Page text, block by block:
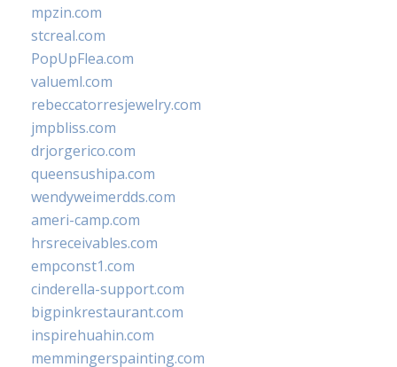
mpzin.com
stcreal.com
PopUpFlea.com
valueml.com
rebeccatorresjewelry.com
jmpbliss.com
drjorgerico.com
queensushipa.com
wendyweimerdds.com
ameri-camp.com
hrsreceivables.com
empconst1.com
cinderella-support.com
bigpinkrestaurant.com
inspirehuahin.com
memmingerspainting.com